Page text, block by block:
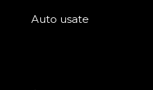
Auto usate